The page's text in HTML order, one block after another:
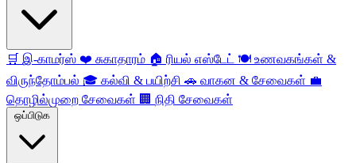
🛒 இ-காமர்ஸ் ❤️ சுகாதாரம் 🏠 ரியல் எஸ்டேட் 🍽️ உணவகங்கள் &
விருந்தோம்பல் 🎓 கல்வி & பயிற்சி 🚗 வாகன & சேவைகள் 💼
தொழில்முறை சேவைகள் 🏢 நிதி சேவைகள்
ஒப்பிடுக